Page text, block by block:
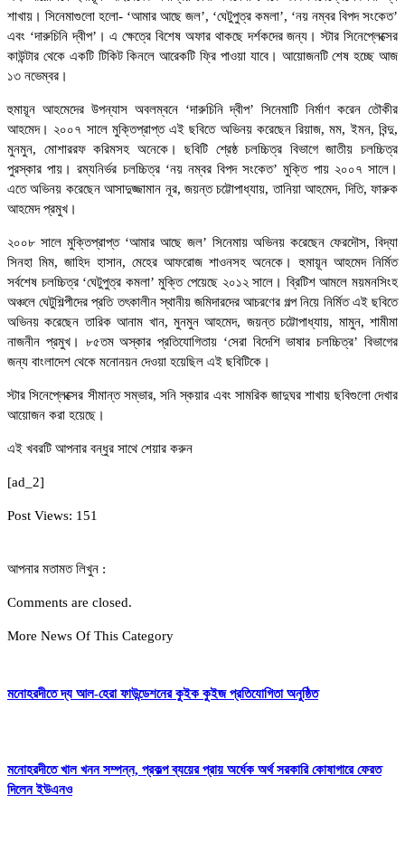
শাখায়। সিনেমাগুলো হলো- ‘আমার আছে জল’, ‘ঘেটুপুত্র কমলা’, ‘নয় নম্বর বিপদ সংকেত’
এবং ‘দারুচিনি দ্বীপ’। এ ক্ষেত্রে বিশেষ অফার থাকছে দর্শকদের জন্য। স্টার সিনেপ্লেক্সের
কাউন্টার থেকে একটি টিকিট কিনলে আরেকটি ফ্রি পাওয়া যাবে। আয়োজনটি শেষ হচ্ছে আজ
১৩ নভেম্বর।
হুমায়ূন আহমেদের উপন্যাস অবলম্বনে ‘দারুচিনি দ্বীপ’ সিনেমাটি নির্মাণ করেন তৌকীর
আহমেদ। ২০০৭ সালে মুক্তিপ্রাপ্ত এই ছবিতে অভিনয় করেছেন রিয়াজ, মম, ইমন, বিন্দু,
মুনমুন, মোশাররফ করিমসহ অনেকে। ছবিটি শ্রেষ্ঠ চলচ্চিত্র বিভাগে জাতীয় চলচ্চিত্র
পুরস্কার পায়। রম্যনির্ভর চলচ্চিত্র ‘নয় নম্বর বিপদ সংকেত’ মুক্তি পায় ২০০৭ সালে।
এতে অভিনয় করেছেন আসাদুজ্জামান নূর, জয়ন্ত চট্টোপাধ্যায়, তানিয়া আহমেদ, দিতি, ফারুক
আহমেদ প্রমুখ।
২০০৮ সালে মুক্তিপ্রাপ্ত ‘আমার আছে জল’ সিনেমায় অভিনয় করেছেন ফেরদৌস, বিদ্যা
সিনহা মিম, জাহিদ হাসান, মেহের আফরোজ শাওনসহ অনেকে। হুমায়ূন আহমেদ নির্মিত
সর্বশেষ চলচ্চিত্র ‘ঘেটুপুত্র কমলা’ মুক্তি পেয়েছে ২০১২ সালে। ব্রিটিশ আমলে ময়মনসিংহ
অঞ্চলে ঘেটুশিল্পীদের প্রতি তৎকালীন স্থানীয় জমিদারদের আচরণের গল্প নিয়ে নির্মিত এই ছবিতে
অভিনয় করেছেন তারিক আনাম খান, মুনমুন আহমেদ, জয়ন্ত চট্টোপাধ্যায়, মামুন, শামীমা
নাজনীন প্রমুখ। ৮৫তম অস্কার প্রতিযোগিতায় ‘সেরা বিদেশি ভাষার চলচ্চিত্র’ বিভাগের
জন্য বাংলাদেশ থেকে মনোনয়ন দেওয়া হয়েছিল এই ছবিটিকে।
স্টার সিনেপ্লেক্সের সীমান্ত সম্ভার, সনি স্কয়ার এবং সামরিক জাদুঘর শাখায় ছবিগুলো দেখার
আয়োজন করা হয়েছে।
এই খবরটি আপনার বন্ধুর সাথে শেয়ার করুন
[ad_2]
Post Views: 151
আপনার মতামত লিখুন :
Comments are closed.
More News Of This Category
মনোহরদীতে দ্য আল-হেরা ফাউন্ডেশনের কুইক কুইজ প্রতিযোগিতা অনুষ্ঠিত
মনোহরদীতে খাল খনন সম্পন্ন, প্রকল্প ব্যয়ের প্রায় অর্ধেক অর্থ সরকারি কোষাগারে ফেরত
দিলেন ইউএনও